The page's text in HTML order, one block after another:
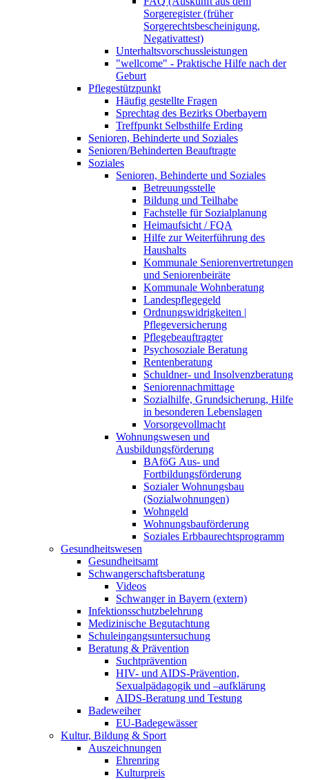
Sorgeregister (früher
Sorgerechtsbescheinigung,
Negativattest)
Unterhaltsvorschussleistungen
"wellcome" - Praktische Hilfe nach der
Geburt
Pflegestützpunkt
Häufig gestellte Fragen
Sprechtag des Bezirks Oberbayern
Treffpunkt Selbsthilfe Erding
Senioren, Behinderte und Soziales
Senioren/Behinderten Beauftragte
Soziales
Senioren, Behinderte und Soziales
Betreuungsstelle
Bildung und Teilhabe
Fachstelle für Sozialplanung
Heimaufsicht / FQA
Hilfe zur Weiterführung des
Haushalts
Kommunale Seniorenvertretungen
und Seniorenbeiräte
Kommunale Wohnberatung
Landespflegegeld
Ordnungswidrigkeiten |
Pflegeversicherung
Pflegebeauftragter
Psychosoziale Beratung
Rentenberatung
Schuldner- und Insolvenzberatung
Seniorennachmittage
Sozialhilfe, Grundsicherung, Hilfe
in besonderen Lebenslagen
Vorsorgevollmacht
Wohnungswesen und
Ausbildungsförderung
BAföG Aus- und
Fortbildungsförderung
Sozialer Wohnungsbau
(Sozialwohnungen)
Wohngeld
Wohnungsbauförderung
Soziales Erbbaurechtsprogramm
Gesundheitswesen
Gesundheitsamt
Schwangerschaftsberatung
Videos
Schwanger in Bayern (extern)
Infektionsschutzbelehrung
Medizinische Begutachtung
Schuleingangsuntersuchung
Beratung & Prävention
Suchtprävention
HIV- und AIDS-Prävention,
Sexualpädagogik und –aufklärung
AIDS-Beratung und Testung
Badeweiher
EU-Badegewässer
Kultur, Bildung & Sport
Auszeichnungen
Ehrenring
Kulturpreis